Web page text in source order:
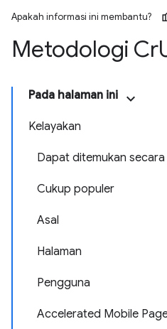
Apakah informasi ini membantu?
Metodologi Cr
Pada halaman ini
Kelayakan
Dapat ditemukan
Cukup populer
Asal
Halaman
Pengguna
Accelerated Mobile